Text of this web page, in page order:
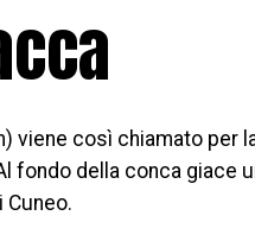
viene così chiamato per
fondo della conca
Cuneo.